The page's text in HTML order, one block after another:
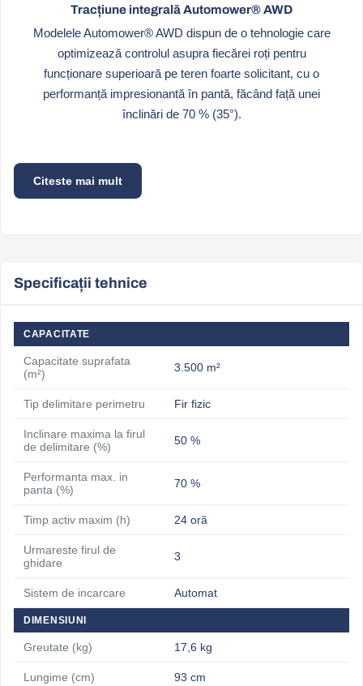
Tracțiune integrală Automower® AWD
Modelele Automower® AWD dispun de o tehnologie care
optimizează controlul asupra fiecărei roți pentru
funcționare superioară pe teren foarte solicitant, cu o
performanță impresionantă în pantă, făcând față unei
înclinări de 70 % (35°).
Citeste mai mult
Specificații tehnice
CAPACITATE
Capacitate suprafata
(m²)
3.500 m²
Tip delimitare perimetru Fir fizic
Inclinare maxima la firul
de delimitare (%)
50 %
Performanta max. in
panta (%)
70 %
Timp activ maxim (h) 24 oră
Urmareste firul de
ghidare
3
Sistem de incarcare Automat
DIMENSIUNI
Greutate (kg) 17,6 kg
Lungime (cm) 93 cm